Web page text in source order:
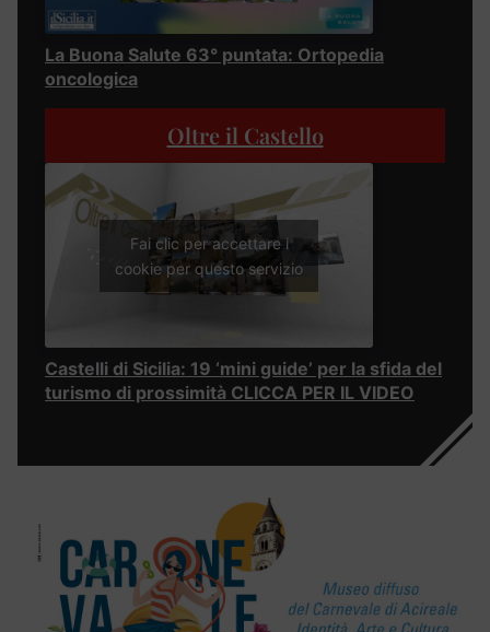
La Buona Salute 63° puntata: Ortopedia
oncologica
Oltre il Castello
Fai clic per accettare i
cookie per questo servizio
Castelli di Sicilia: 19 ‘mini guide’ per la sfida del
turismo di prossimità CLICCA PER IL VIDEO